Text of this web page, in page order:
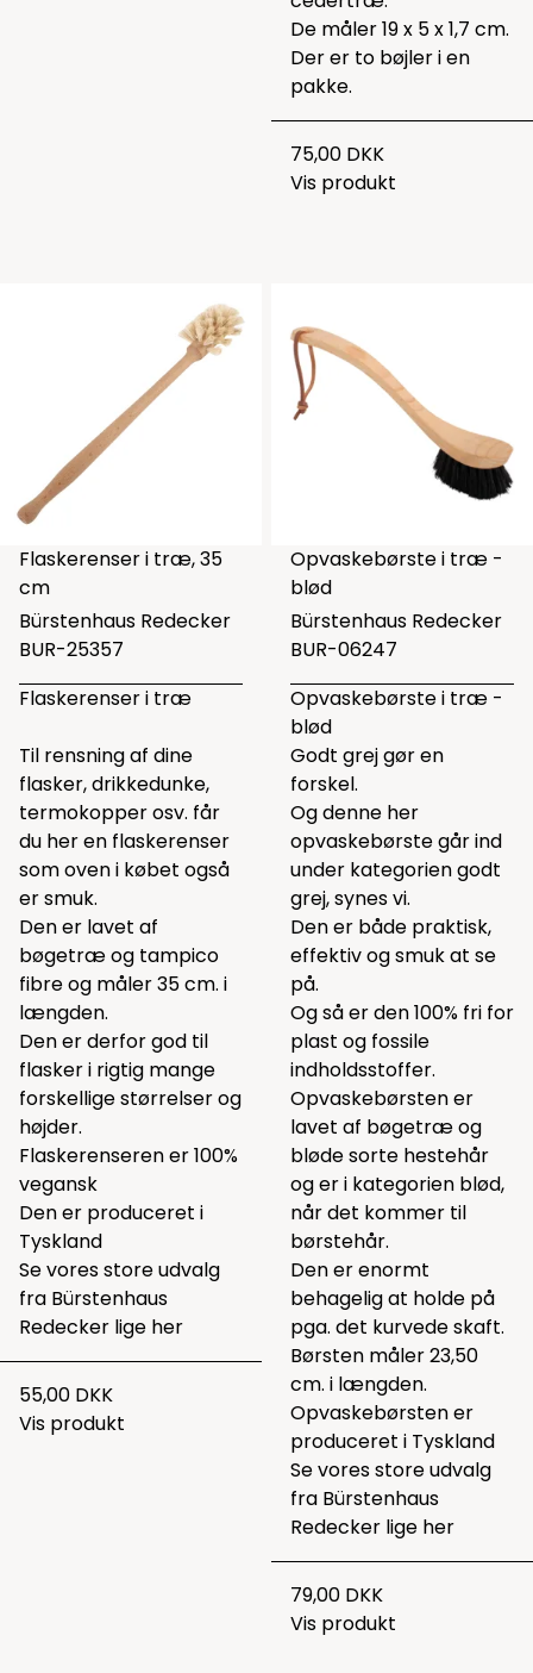
De måler 19 x 5 x 1,7 cm.
Der er to bøjler i en
pakke.
75,00 DKK
Vis produkt
Flaskerenser i træ, 35
cm
Bürstenhaus Redecker
BUR-25357
Flaskerenser i træ
Til rensning af dine
flasker, drikkedunke,
termokopper osv. får
du her en flaskerenser
som oven i købet også
er smuk.
Den er lavet af
bøgetræ og tampico
fibre og måler 35 cm. i
længden.
Den er derfor god til
flasker i rigtig mange
forskellige størrelser og
højder.
Flaskerenseren er 100%
vegansk
Den er produceret i
Tyskland
Se vores store udvalg
fra Bürstenhaus
Redecker lige her
55,00 DKK
Vis produkt
Opvaskebørste i træ -
blød
Bürstenhaus Redecker
BUR-06247
Opvaskebørste i træ -
blød
Godt grej gør en
forskel.
Og denne her
opvaskebørste går ind
under kategorien godt
grej, synes vi.
Den er både praktisk,
effektiv og smuk at se
på.
Og så er den 100% fri for
plast og fossile
indholdsstoffer.
Opvaskebørsten er
lavet af bøgetræ og
bløde sorte hestehår
og er i kategorien blød,
når det kommer til
børstehår.
Den er enormt
behagelig at holde på
pga. det kurvede skaft.
Børsten måler 23,50
cm. i længden.
Opvaskebørsten er
produceret i Tyskland
Se vores store udvalg
fra Bürstenhaus
Redecker lige her
79,00 DKK
Vis produkt